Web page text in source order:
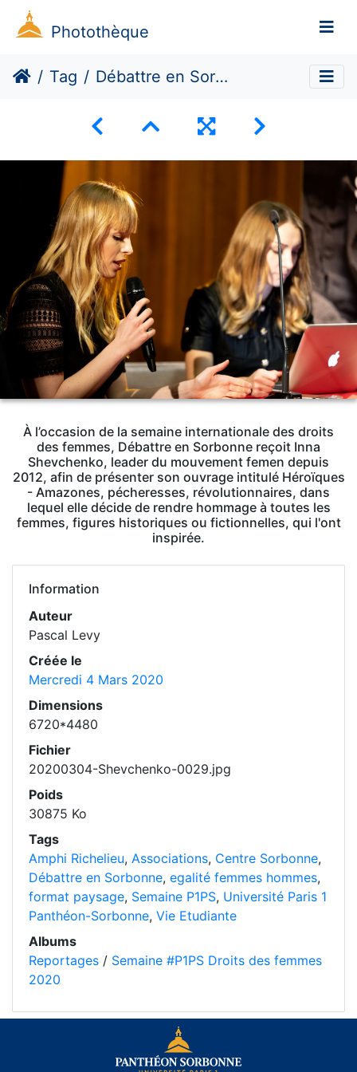
Photothèque
Tag Débattre en Sorbonne reçoit Inna Shevchenko
À l’occasion de la semaine internationale des droits
des femmes, Débattre en Sorbonne reçoit Inna
Shevchenko, leader du mouvement femen depuis
2012, afin de présenter son ouvrage intitulé Héroïques
- Amazones, pécheresses, révolutionnaires, dans
lequel elle décide de rendre hommage à toutes les
femmes, figures historiques ou fictionnelles, qui l'ont
inspirée.
Information
Auteur
Pascal Levy
Créée le
Mercredi 4 Mars 2020
Dimensions
6720*4480
Fichier
20200304-Shevchenko-0029.jpg
Poids
30875 Ko
Tags
Amphi Richelieu, Associations, Centre Sorbonne,
Débattre en Sorbonne, egalité femmes hommes,
format paysage, Semaine P1PS, Université Paris 1
Panthéon-Sorbonne, Vie Etudiante
Albums
Reportages / Semaine #P1PS Droits des femmes
2020